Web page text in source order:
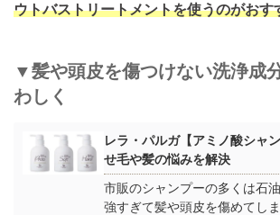
ウトバストリートメントを使うのがおす
▼髪や頭皮を傷つけない洗浄成
わしく
レラ・パルガ【アミノ酸シャ
せ毛や髪の悩みを解決
市販のシャンプーの多くは石
強すぎて髪や頭皮を傷めてし